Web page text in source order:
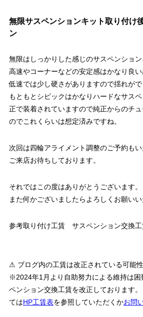
無限サスペンションキット取り付け
ン
無限はしっかりした感じのサスペンション
高速やコーナーなどの安定感はかなり良い
低速では少し硬さがありますので揺れがで
もともとシビックはかなりハードなサス
正で装着されていますので純正からのチ
のでこれくらいは想定済みですね。
次回は四輪アライメント調整のご予約も
ご来店お待ちしております。
それではこの度はありがとうございます。
また何かございましたらよろしくお願いい
参考取り付け工賃 サスペンション交換
⚠ ブログ内の工賃は改正されている可能性
※2024年1月より自助努力による維持は困
ペンション交換工賃を改正しております
てはHP工賃表を参照していただくかお問